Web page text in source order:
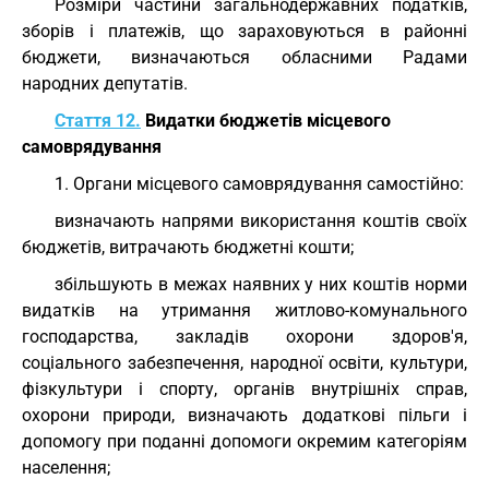
Розміри частини загальнодержавних податків,
зборів і платежів, що зараховуються в районні
бюджети, визначаються обласними Радами
народних депутатів.
Стаття 12. Видатки бюджетів місцевого
самоврядування
1. Органи місцевого самоврядування самостійно:
визначають напрями використання коштів своїх
бюджетів, витрачають бюджетні кошти;
збільшують в межах наявних у них коштів норми
видатків на утримання житлово-комунального
господарства, закладів охорони здоров'я,
соціального забезпечення, народної освіти, культури,
фізкультури і спорту, органів внутрішніх справ,
охорони природи, визначають додаткові пільги і
допомогу при поданні допомоги окремим категоріям
населення;